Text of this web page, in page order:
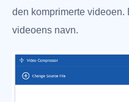
den komprimerte videoen.
videoens navn.